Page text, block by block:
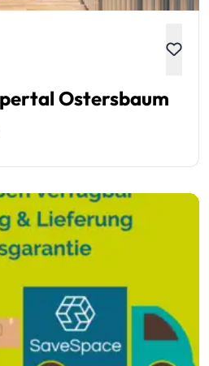
Ostersbaum